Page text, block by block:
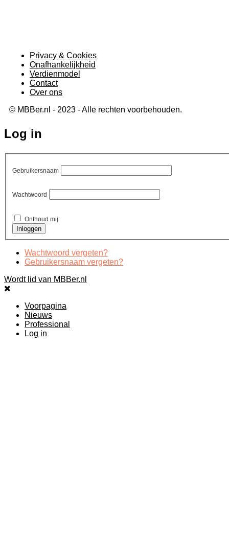
Privacy & Cookies
Onafhankelijkheid
Verdienmodel
Contact
Over ons
© MBBer.nl - 2023 - Alle rechten voorbehouden.
Log in
Gebruikersnaam
Wachtwoord
Onthoud mij
Wachtwoord vergeten?
Gebruikersnaam vergeten?
Wordt lid van MBBer.nl
Voorpagina
Nieuws
Professional
Log in